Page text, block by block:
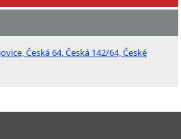
Česká 64, Česká 142/64, České